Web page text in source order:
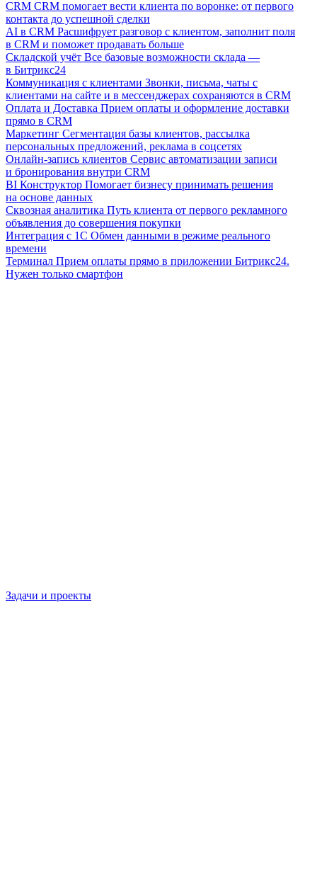
CRM CRM помогает вести клиента по воронке: от первого
контакта до успешной сделки
AI в CRM Расшифрует разговор с клиентом, заполнит поля
в CRM и поможет продавать больше
Складской учёт Все базовые возможности склада —
в Битрикс24
Коммуникация с клиентами Звонки, письма, чаты с
клиентами на сайте и в мессенджерах сохраняются в CRM
Оплата и Доставка Прием оплаты и оформление доставки
прямо в CRM
Маркетинг Сегментация базы клиентов, рассылка
персональных предложений, реклама в соцсетях
Онлайн-запись клиентов Сервис автоматизации записи
и бронирования внутри CRM
BI Конструктор Помогает бизнесу принимать решения
на основе данных
Сквозная аналитика Путь клиента от первого рекламного
объявления до совершения покупки
Интеграция с 1С Обмен данными в режиме реального
времени
Терминал Прием оплаты прямо в приложении Битрикс24.
Нужен только смартфон
Задачи и проекты